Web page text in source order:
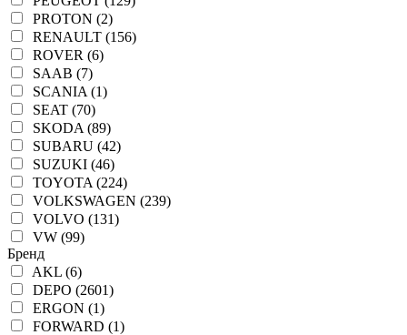
PROTON (2)
RENAULT (156)
ROVER (6)
SAAB (7)
SCANIA (1)
SEAT (70)
SKODA (89)
SUBARU (42)
SUZUKI (46)
TOYOTA (224)
VOLKSWAGEN (239)
VOLVO (131)
VW (99)
Бренд
AKL (6)
DEPO (2601)
ERGON (1)
FORWARD (1)